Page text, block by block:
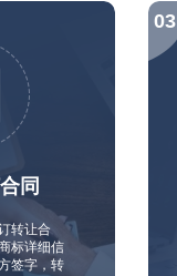
同
转让合
标详细信
签字，转